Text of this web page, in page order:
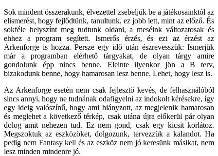
Sok mindent összerakunk, élvezettel zsebeljük be a játékosainktól az
elismerést, hogy fejlődtünk, tanultunk, ez jobb lett, mint az előző. És
sokféle helyszínt meg tudtunk oldani, a meséink változatosak és
ehhez a program segített. Ismerős érzés, és ezt az érzést az
Arkenforge is hozza. Persze egy idő után észrevesszük: Ismerjük
már a programban elérhető tárgyakat, de olyan tárgy amire
gondolunk épp nincs benne. Eleinte ilyenkor jön a B terv,
bizakodunk benne, hogy hamarosan lesz benne. Lehet, hogy lesz is.
Az Arkenforge esetén nem csak fejlesztő kevés, de felhasználóból
sincs annyi, hogy ne tudnának odafigyelni az indokolt kérésekre, így
egy ideig valószínű, hogy ami hiányzott, az megjelenik hamarosan
és meglehet a következő térkép, csak utána újra előkerül pár olyan
dolog amit nehezen tud. Ez nem gond, csak egy kicsit korlátoz.
Megszoktuk az eszközöket, dolgozunk, tervezzük a kalandot. Ha
pedig nem Fantasy kell és az eszköz nem jó keresünk másikat, nem
lesz minden mindenre jó.